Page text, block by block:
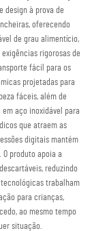
design à prova de
oferecendo
de grau alimentício,
rigorosas de
fácil para os
projetadas para
fáceis, além de
aço inoxidável para
que atraem as
digitais mantém
produto apoia a
reduzindo
trabalham
para crianças,
ao mesmo tempo
situação.